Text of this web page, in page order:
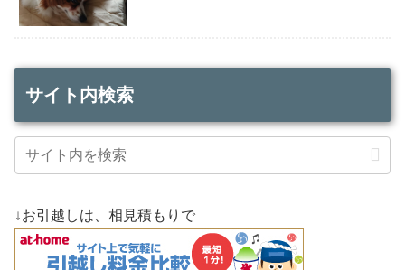
サイト内検索
↓お引越しは、相見積もりで